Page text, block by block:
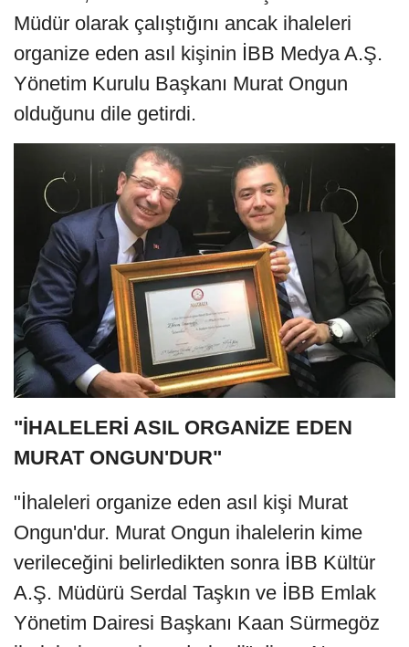
Müdür olarak çalıştığını ancak ihaleleri
organize eden asıl kişinin İBB Medya A.Ş.
Yönetim Kurulu Başkanı Murat Ongun
olduğunu dile getirdi.
"İHALELERİ ASIL ORGANİZE EDEN
MURAT ONGUN'DUR"
"İhaleleri organize eden asıl kişi Murat
Ongun'dur. Murat Ongun ihalelerin kime
verileceğini belirledikten sonra İBB Kültür
A.Ş. Müdürü Serdal Taşkın ve İBB Emlak
Yönetim Dairesi Başkanı Kaan Sürmegöz